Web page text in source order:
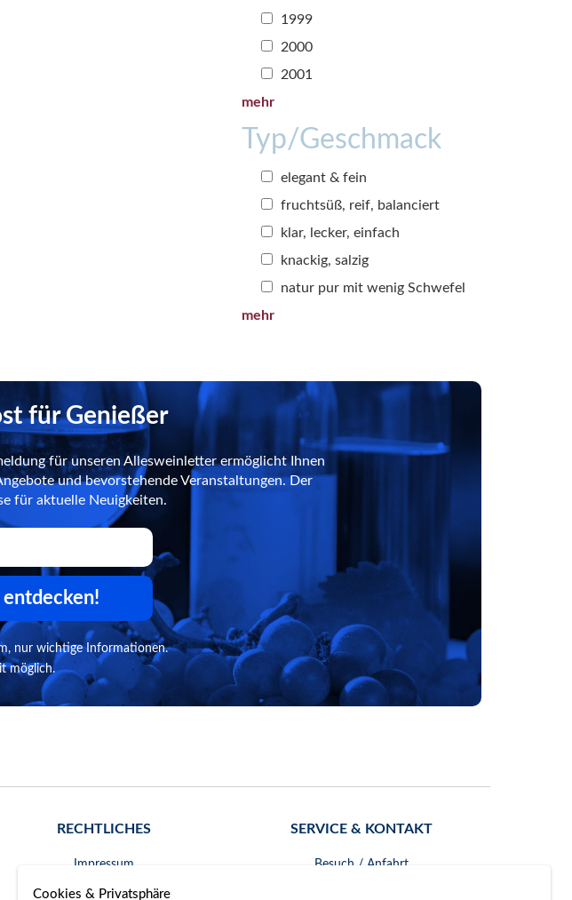
1999
2000
2001
mehr
Typ/Geschmack
elegant & fein
fruchtsüß, reif, balanciert
klar, lecker, einfach
knackig, salzig
natur pur mit wenig Schwefel
mehr
für Genießer
für unseren Allesweinletter ermöglicht Ihnen
und bevorstehende Veranstaltungen. Der
für aktuelle Neuigkeiten.
nur wichtige Informationen.
möglich.
RECHTLICHES
Impressum
SERVICE & KONTAKT
Besuch / Anfahrt
Cookies & Privatsphäre